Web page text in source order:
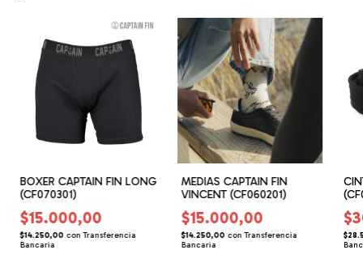
BOXER CAPTAIN FIN LONG
(CF070301)
$15.000,00
$14.250,00 con Transferencia
Bancaria
MEDIAS CAPTAIN FIN
VINCENT (CF060201)
$15.000,00
$14.250,00 con Transferencia
Bancaria